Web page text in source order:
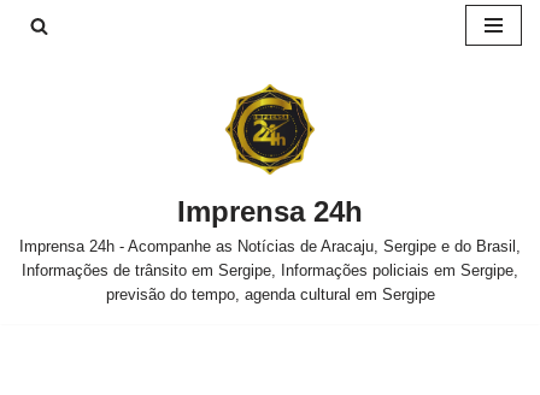
Imprensa 24h
Imprensa 24h - Acompanhe as Notícias de Aracaju, Sergipe e do Brasil,
Informações de trânsito em Sergipe, Informações policiais em Sergipe,
previsão do tempo, agenda cultural em Sergipe